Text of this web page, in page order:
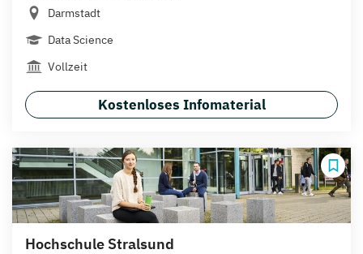
Darmstadt
Data Science
Vollzeit
Kostenloses Infomaterial
Hochschule Stralsund